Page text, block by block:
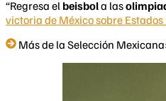
“Regresa el beisbola las
victoria de México sobre Estados
Más de la Selección Mexicana: